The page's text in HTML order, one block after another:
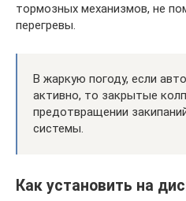
тормозных механизмов, не
перегревы.
В жаркую погоду, если
активно, то закрытые
предотвращении
системы.
Как установить на